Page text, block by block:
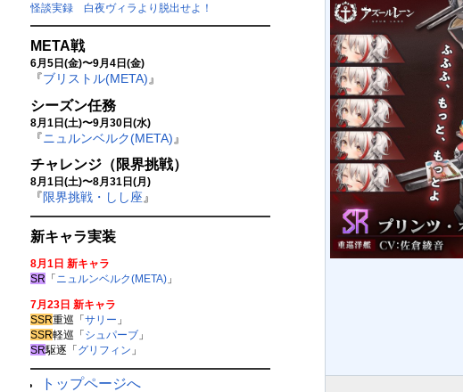
怪談実録 白夜ヴィラより脱出せよ！
META戦
6月5日(金)〜9月4日(金)
『ブリストル(META) 』
シーズン任務
8月1日(土)〜9月30日(水)
『ニュルンベルク(META) 』
チャレンジ（限界挑戦）
8月1日(土)〜8月31日(月)
『限界挑戦・しし座』
新キャラ実装
8月1日 新キャラ
SR 「 ニュルンベルク(META)」
7月23日 新キャラ
SSR重巡「 サリー 」
SSR軽巡「 シュパーブ」
SR駆逐「 グリフィン 」
トップページへ